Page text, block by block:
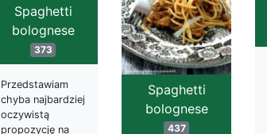
Spaghetti
bolognese
437
Spaghetti
bolognese
373
Przedstawiam
chyba najbardziej
oczywistą
propozycję na